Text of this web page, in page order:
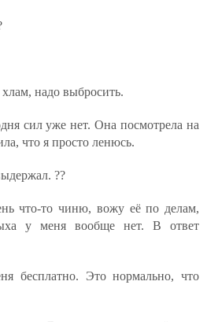
надо выбросить.
сил уже нет. Она посмотрела на
что я просто ленюсь.
??
что-то чиню, вожу её по делам,
у меня вообще нет. В ответ
Это нормально, что